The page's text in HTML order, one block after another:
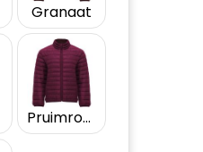
Granaat
Pruimrood